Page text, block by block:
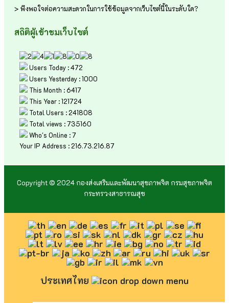
> พึงพอใจต่อความสะดวกในการใช้ข้อมูลจากเว็บไซต์นี้ในระดับใด?
สถิติผู้เข้าชมเว็บไซต์
Users Today : 472
Users Yesterday : 1000
This Month : 6417
This Year : 121724
Total Users : 241808
Total views : 735160
Who's Online : 7
Your IP Address : 216.73.216.87
Copyright © 2024 กองส่งเสริมและพัฒนาสุขภาพจิต กรมสุขภาพจิต
กระทรวงสาธารณสุข
ประเทศไทย